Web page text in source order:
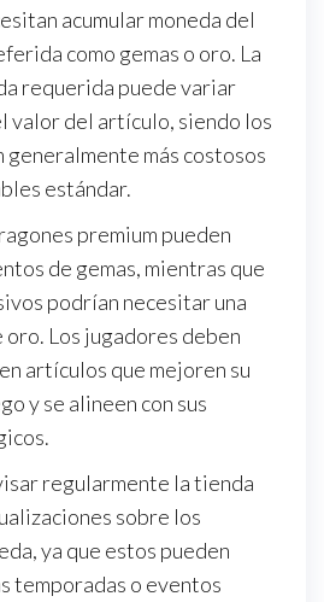
acumular moneda del
como gemas o oro. La
requerida puede variar
valor del artículo, siendo los
generalmente más costosos
estándar.
premium pueden
de gemas, mientras que
podrían necesitar una
Los jugadores deben
artículos que mejoren su
y se alineen con sus
regularmente la tienda
sobre los
ya que estos pueden
temporadas o eventos